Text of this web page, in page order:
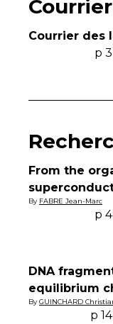
Courrier des
p 3
From the
By FABRE Jean-Marc
p 4
DNA
equilibrium
By GUINCHARD
p 14